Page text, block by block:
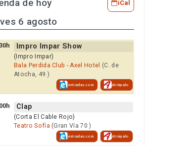
de hoy iCal
6 agosto
Impro Impar Show
(Impro Impar)
Bala Perdida Club - Axel Hotel (C. de
Atocha, 49 )
entradas.com Atrápalo
Clap
(Corta El Cable Rojo)
Teatro Sofía (Gran Vía 70 )
entradas.com Atrápalo